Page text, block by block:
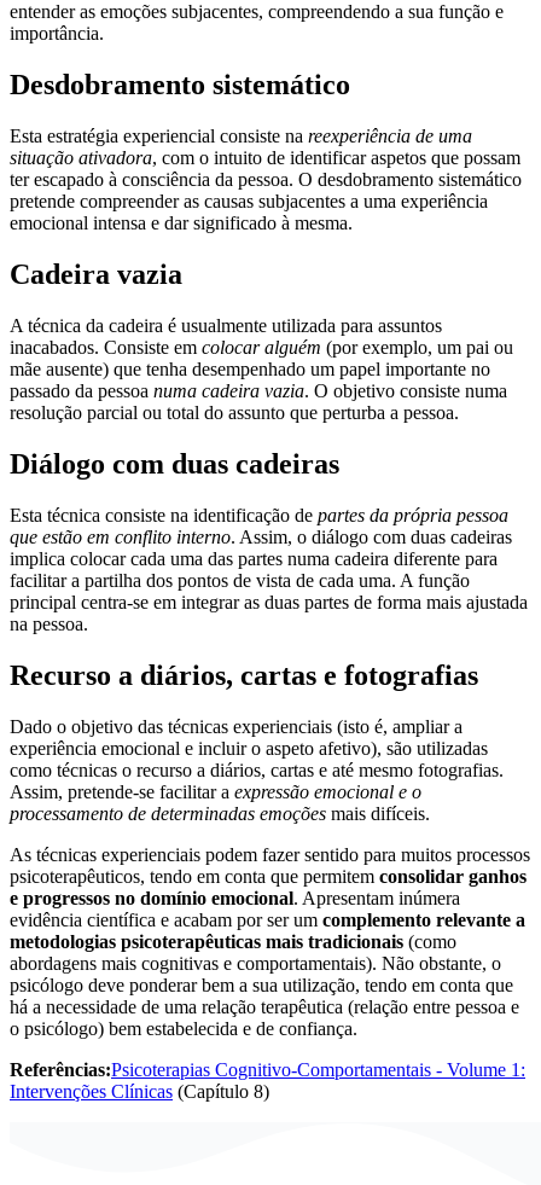
entender as emoções subjacentes, compreendendo a sua função e
importância.
Desdobramento sistemático
Esta estratégia experiencial consiste na reexperiência de uma
situação ativadora, com o intuito de identificar aspetos que possam
ter escapado à consciência da pessoa. O desdobramento sistemático
pretende compreender as causas subjacentes a uma experiência
emocional intensa e dar significado à mesma.
Cadeira vazia
A técnica da cadeira é usualmente utilizada para assuntos
inacabados. Consiste em colocar alguém (por exemplo, um pai ou
mãe ausente) que tenha desempenhado um papel importante no
passado da pessoa numa cadeira vazia. O objetivo consiste numa
resolução parcial ou total do assunto que perturba a pessoa.
Diálogo com duas cadeiras
Esta técnica consiste na identificação de partes da própria pessoa
que estão em conflito interno. Assim, o diálogo com duas cadeiras
implica colocar cada uma das partes numa cadeira diferente para
facilitar a partilha dos pontos de vista de cada uma. A função
principal centra-se em integrar as duas partes de forma mais ajustada
na pessoa.
Recurso a diários, cartas e fotografias
Dado o objetivo das técnicas experienciais (isto é, ampliar a
experiência emocional e incluir o aspeto afetivo), são utilizadas
como técnicas o recurso a diários, cartas e até mesmo fotografias.
Assim, pretende-se facilitar a expressão emocional e o
processamento de determinadas emoções mais difíceis.
As técnicas experienciais podem fazer sentido para muitos processos
psicoterapêuticos, tendo em conta que permitem consolidar ganhos
e progressos no domínio emocional. Apresentam inúmera
evidência científica e acabam por ser um complemento relevante a
metodologias psicoterapêuticas mais tradicionais (como
abordagens mais cognitivas e comportamentais). Não obstante, o
psicólogo deve ponderar bem a sua utilização, tendo em conta que
há a necessidade de uma relação terapêutica (relação entre pessoa e
o psicólogo) bem estabelecida e de confiança.
Referências:Psicoterapias Cognitivo-Comportamentais - Volume 1:
Intervenções Clínicas (Capítulo 8)